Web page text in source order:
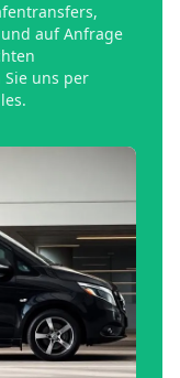
auf Anfrage
uns per